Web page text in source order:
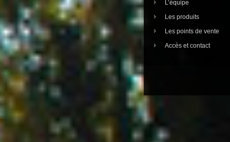
L’équipe
Les produits
Les points de vente
Accès et contact